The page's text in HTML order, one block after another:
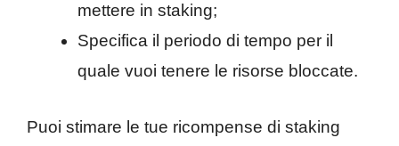
mettere in staking;
Specifica il periodo di tempo per il
quale vuoi tenere le risorse bloccate.
Puoi stimare le tue ricompense di staking